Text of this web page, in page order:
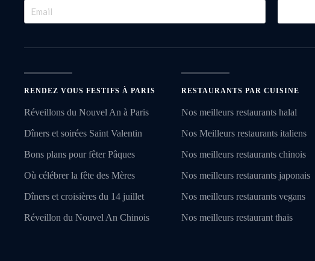
RENDEZ VOUS FESTIFS À PARIS
Réveillons du Nouvel An à Paris
Dîners et soirées Saint Valentin
Bons plans pour fêter Pâques
Où célébrer la fête des Mères
Dîners et croisières du 14 juillet
Réveillon du Nouvel An Chinois
RESTAURANTS PAR CUISINE
Nos meilleurs restaurants halal
Nos Meilleurs restaurants italiens
Nos meilleurs restaurants chinois
Nos meilleurs restaurants japonais
Nos meilleurs restaurants vegans
Nos meilleurs restaurant thaïs